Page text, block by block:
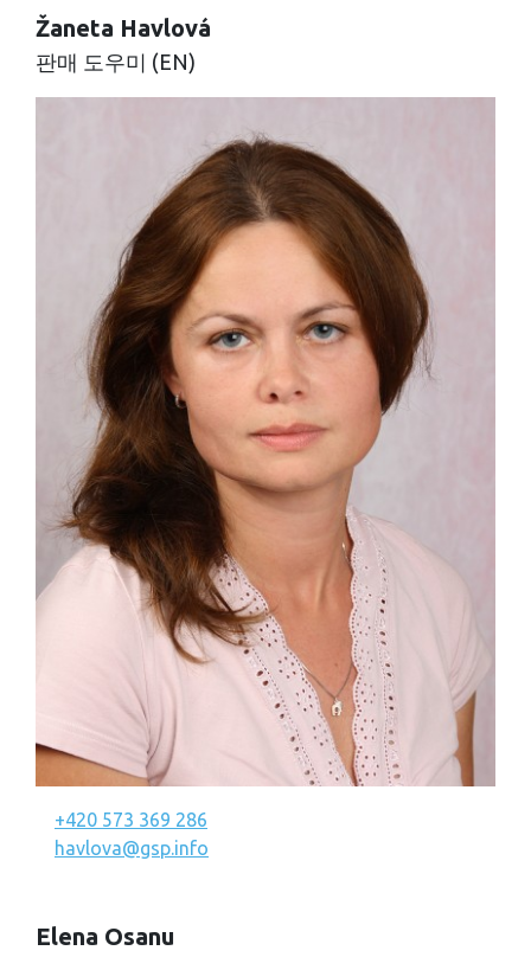
Žaneta Havlová
판매 도우미 (EN)
+420 573 369 286
havlova@gsp.info
Elena Osanu